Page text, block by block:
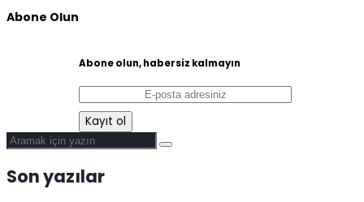
Abone Olun
Abone olun, habersiz kalmayın
Son yazılar